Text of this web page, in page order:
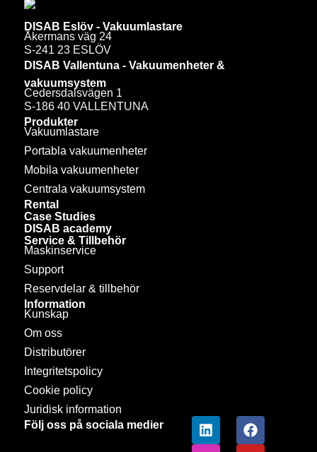
DISAB Eslöv - Vakuumlastare
Åkermans väg 24
S-241 23 ESLÖV
DISAB Vallentuna - Vakuumenheter &
vakuumsystem
Cedersdalsvägen 1
S-186 40 VALLENTUNA
Produkter
Vakuumlastare
Portabla vakuumenheter
Mobila vakuumenheter
Centrala vakuumsystem
Rental
Case Studies
DISAB academy
Service & Tillbehör
Maskinservice
Support
Reservdelar & tillbehör
Information
Kunskap
Om oss
Distributörer
Integritetspolicy
Cookie policy
Juridisk information
Följ oss på sociala medier